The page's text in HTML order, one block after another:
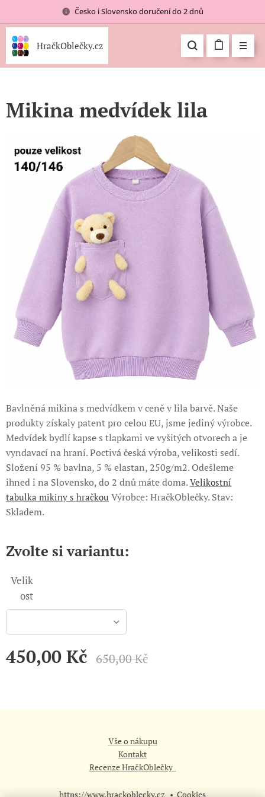
Česko i Slovensko doručení do 2 dnů
HračkOblečky.cz
Mikina medvídek lila
Bavlněná mikina s medvídkem v ceně v lila barvě. Naše
produkty získaly patent pro celou EU, jsme jediný výrobce.
Medvídek bydlí kapse s tlapkami ve vyšitých otvorech a je
vyndavací na hraní. Poctivá česká výroba, velikosti sedí.
Složení 95 % bavlna, 5 % elastan, 250g/m2. Odešleme
ihned i na Slovensko, do 2 dnů máte doma.Velikostní
tabulka mikiny s hračkou Výrobce: HračkOblečky. Stav:
Skladem.
Zvolte si variantu:
Velik
ost
450,00 Kč 650,00Kč
Vše o nákupu
Kontakt
Recenze HračkOblečky
https://www.hrackoblecky.cz Cookies